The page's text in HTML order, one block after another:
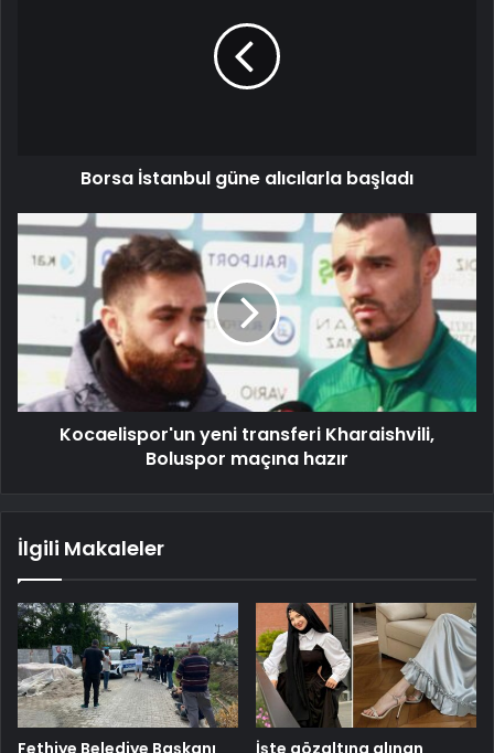
Borsa İstanbul güne alıcılarla başladı
Kocaelispor'un yeni transferi Kharaishvili,
Boluspor maçına hazır
İlgili Makaleler
Fethiye Belediye Başkanı İşte gözaltına alınan